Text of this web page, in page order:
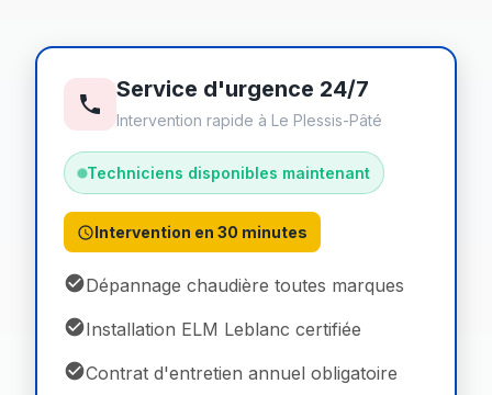
Service d'urgence 24/7
Intervention rapide à Le Plessis-Pâté
Techniciens disponibles maintenant
Intervention en 30 minutes
Dépannage chaudière toutes marques
Installation ELM Leblanc certifiée
Contrat d'entretien annuel obligatoire